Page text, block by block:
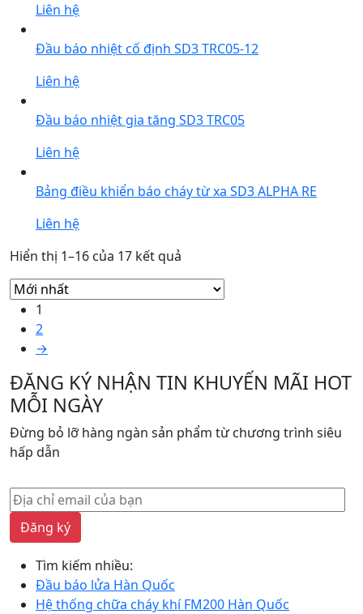
Liên hệ
Đầu báo nhiệt cố định SD3 TRC05-12
Liên hệ
Đầu báo nhiệt gia tăng SD3 TRC05
Liên hệ
Bảng điều khiển báo cháy từ xa SD3 ALPHA RE
Liên hệ
Hiển thị 1–16 của 17 kết quả
sắp
1
2
→
ĐĂNG KÝ NHẬN TIN KHUYẾN MÃI HOT
MỖI NGÀY
Đừng bỏ lỡ hàng ngàn sản phẩm từ chương trình siêu
hấp dẫn
Đăng ký
Tìm kiếm nhiều:
Đầu báo lửa Hàn Quốc
Hệ thống chữa cháy khí FM200 Hàn Quốc